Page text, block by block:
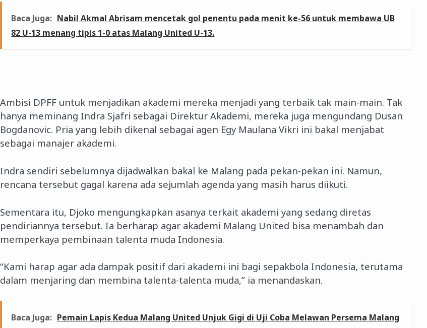
Baca Juga: Nabil Akmal Abrisam mencetak gol penentu pada menit ke-56 untuk membawa UB
82 U-13 menang tipis 1-0 atas Malang United U-13.
Ambisi DPFF untuk menjadikan akademi mereka menjadi yang terbaik tak main-main. Tak
hanya meminang Indra Sjafri sebagai Direktur Akademi, mereka juga mengundang Dusan
Bogdanovic. Pria yang lebih dikenal sebagai agen Egy Maulana Vikri ini bakal menjabat
sebagai manajer akademi.
Indra sendiri sebelumnya dijadwalkan bakal ke Malang pada pekan-pekan ini. Namun,
rencana tersebut gagal karena ada sejumlah agenda yang masih harus diikuti.
Sementara itu, Djoko mengungkapkan asanya terkait akademi yang sedang diretas
pendiriannya tersebut. Ia berharap agar akademi Malang United bisa menambah dan
memperkaya pembinaan talenta muda Indonesia.
“Kami harap agar ada dampak positif dari akademi ini bagi sepakbola Indonesia, terutama
dalam menjaring dan membina talenta-talenta muda,” ia menandaskan.
Baca Juga: Pemain Lapis Kedua Malang United Unjuk Gigi di Uji Coba Melawan Persema Malang